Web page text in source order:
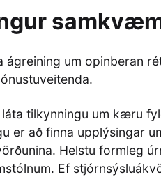
ágreining um opinberan
tilkynningu um kæru
er að finna upplýsingar
Helstu formleg
Ef